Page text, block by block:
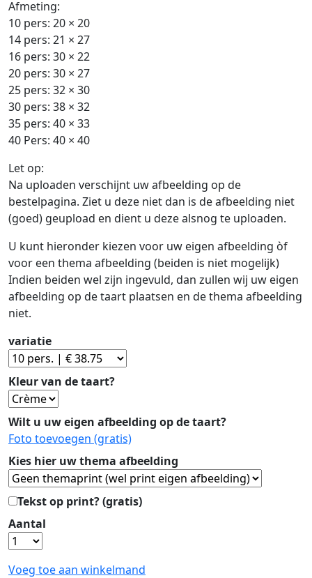
Afmeting:
10 pers: 20 × 20
14 pers: 21 × 27
16 pers: 30 × 22
20 pers: 30 × 27
25 pers: 32 × 30
30 pers: 38 × 32
35 pers: 40 × 33
40 Pers: 40 × 40
Let op:
Na uploaden verschijnt uw afbeelding op de
bestelpagina. Ziet u deze niet dan is de afbeelding niet
(goed) geupload en dient u deze alsnog te uploaden.
U kunt hieronder kiezen voor uw eigen afbeelding òf
voor een thema afbeelding (beiden is niet mogelijk)
Indien beiden wel zijn ingevuld, dan zullen wij uw eigen
afbeelding op de taart plaatsen en de thema afbeelding
niet.
variatie
Kleur van de taart?
Wilt u uw eigen afbeelding op de taart?
Foto toevoegen (gratis)
Kies hier uw thema afbeelding
Tekst op print?(gratis)
Aantal
Voeg toe aan winkelmand